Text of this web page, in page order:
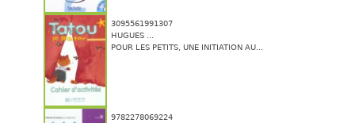
3095561991307
HUGUES ...
POUR LES PETITS, UNE INITIATION AU...
9782278069224